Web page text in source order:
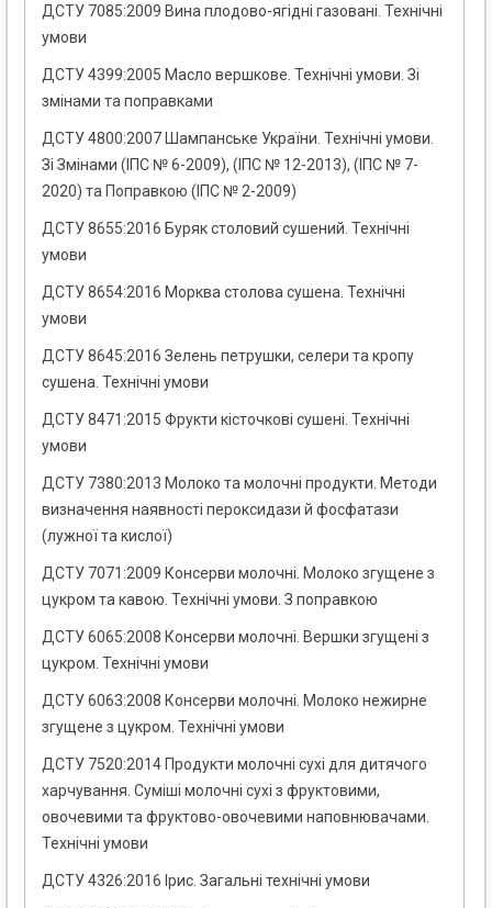
ДСТУ 7085:2009 Вина плодово-ягідні газовані. Технічні
умови
ДСТУ 4399:2005 Масло вершкове. Технічні умови. Зі
змінами та поправками
ДСТУ 4800:2007 Шампанське України. Технічні умови.
Зі Змінами (ІПС № 6-2009), (ІПС № 12-2013), (ІПС № 7-
2020) та Поправкою (ІПС № 2-2009)
ДСТУ 8655:2016 Буряк столовий сушений. Технічні
умови
ДСТУ 8654:2016 Морква столова сушена. Технічні
умови
ДСТУ 8645:2016 Зелень петрушки, селери та кропу
сушена. Технічні умови
ДСТУ 8471:2015 Фрукти кісточкові сушені. Технічні
умови
ДСТУ 7380:2013 Молоко та молочні продукти. Методи
визначення наявності пероксидази й фосфатази
(лужної та кислої)
ДСТУ 7071:2009 Консерви молочні. Молоко згущене з
цукром та кавою. Технічні умови. З поправкою
ДСТУ 6065:2008 Консерви молочні. Вершки згущені з
цукром. Технічні умови
ДСТУ 6063:2008 Консерви молочні. Молоко нежирне
згущене з цукром. Технічні умови
ДСТУ 7520:2014 Продукти молочні сухі для дитячого
харчування. Суміші молочні сухі з фруктовими,
овочевими та фруктово-овочевими наповнювачами.
Технічні умови
ДСТУ 4326:2016 Ірис. Загальні технічні умови